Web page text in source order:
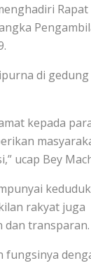
Rapat
di gedung
kepada
ucap Bey
rakyat juga
dan transparan.
fungsinya